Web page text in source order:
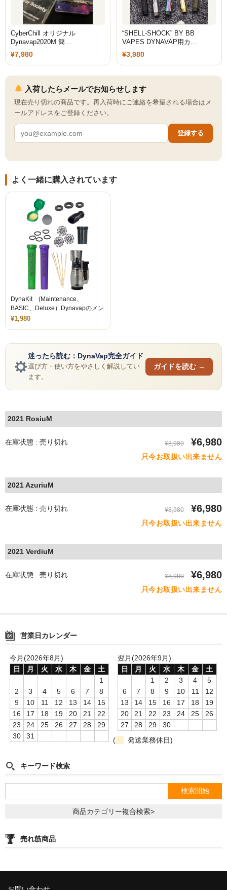
CyberChill オリジナル
Dynavap2020M 簡…
¥7,980
“SHELL-SHOCK” BY BB
VAPES DYNAVAP用カ…
¥3,980
入荷したらメールでお知らせします
現在売り切れの商品です。再入荷時にご連絡を希望される場合はメ
ールアドレスをご登録ください。
登録する
よく一緒に購入されています
DynaKit (Maintenance、
BASIC、Deluxe）Dynavapのメン
テナンスキット
¥1,980
迷ったら読む：DynaVap完全ガイド
選び方・使い方をやさしく解説してい
ます。
ガイドを読む →
2021 RosiuM
在庫状態 : 売り切れ ¥8,980 ¥6,980
只今お取扱い出来ません
2021 AzuriuM
在庫状態 : 売り切れ ¥8,980 ¥6,980
只今お取扱い出来ません
2021 VerdiuM
在庫状態 : 売り切れ ¥8,980 ¥6,980
只今お取扱い出来ません
営業日カレンダー
今月(2026年8月)
日
月 火 水 木 金
土
1
2
3 4 5 6 7
8
9
10 11 12 13 14
15
16
17 18 19 20 21
22
23
24 25 26 27 28
29
30
31
翌月(2026年9月)
日
月 火 水 木 金
土
1
2 3 4
5
6
7 8 9 10 11
12
13
14 15 16 17 18
19
20
21 22 23 24 25
26
27
28 29
30
(
発送業務休日)
キーワード検索
商品カテゴリー複合検索>
売れ筋商品